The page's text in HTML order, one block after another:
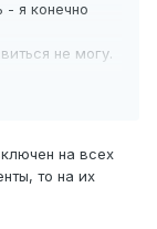
128.25 p2p
- я конечно
не могу.
- этот
на всех
то на их